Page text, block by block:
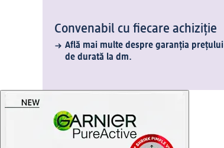
Convenabil cu fiecare achiziție
Află mai multe despre garanția prețului
de durată la dm.